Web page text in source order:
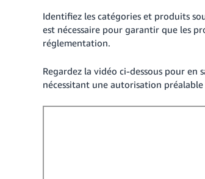
Identifiez les catégories et produits
est nécessaire pour garantir que les
réglementation.
Regardez la vidéo ci-dessous pour en
nécessitant une autorisation